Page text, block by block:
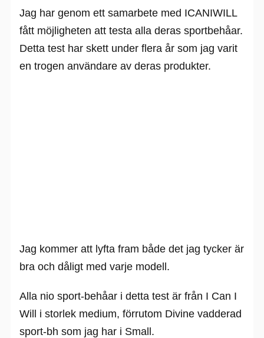
Jag har genom ett samarbete med ICANIWILL
fått möjligheten att testa alla deras sportbehåar.
Detta test har skett under flera år som jag varit
en trogen användare av deras produkter.
Jag kommer att lyfta fram både det jag tycker är
bra och dåligt med varje modell.
Alla nio sport-behåar i detta test är från I Can I
Will i storlek medium, förrutom Divine vadderad
sport-bh som jag har i Small.